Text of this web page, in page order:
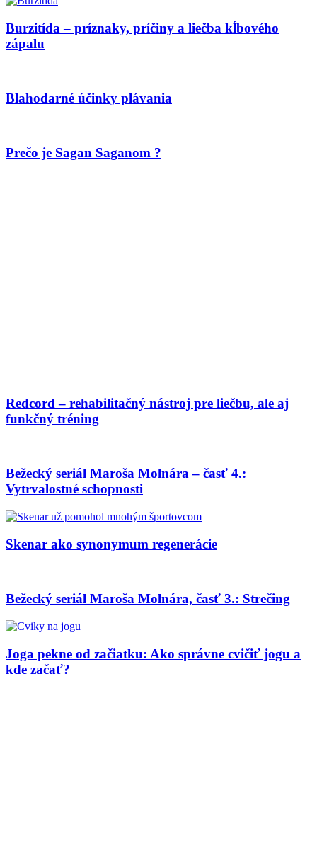
Burzitída – príznaky, príčiny a liečba kĺbového
zápalu
Blahodarné účinky plávania
Prečo je Sagan Saganom ?
Redcord – rehabilitačný nástroj pre liečbu, ale aj
funkčný tréning
Bežecký seriál Maroša Molnára – časť 4.:
Vytrvalostné schopnosti
Skenar ako synonymum regenerácie
Bežecký seriál Maroša Molnára, časť 3.: Strečing
Joga pekne od začiatku: Ako správne cvičiť jogu a
kde začať?